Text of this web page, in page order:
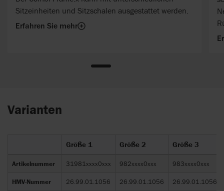
Sitzeinheiten und Sitzschalen ausgestattet werden.
Erfahren Sie mehr
Varianten
Größe 1 Größe 2 Größe 3
Artikelnummer 31981xxxx0xxx 982xxxx0xxx 983xxxx0xxx
HMV-Nummer 26.99.01.1056 26.99.01.1056 26.99.01.1056